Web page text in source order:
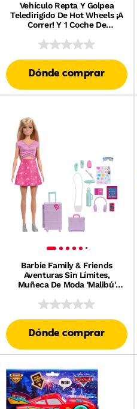
Vehículo Repta Y Golpea
Teledirigido De Hot Wheels ¡A
Correr! Y 1 Coche De
Control Remoto Con Batería
Dónde comprar
Barbie Family & Friends
Aventuras Sin Límites,
Muñeca De Moda 'Malibú'
Con Temática De Viaje
Dónde comprar